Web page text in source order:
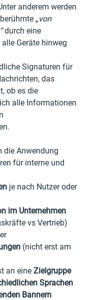
anderem werden
„von
durch eine
Geräte hinweg
Signaturen für
das
ob es die
alle Informationen
die Anwendung
für interne und
je nach Nutzer oder
im Unternehmen
vs Vertrieb)
(nicht erst am
an eine Zielgruppe
Sprachen
Bannern